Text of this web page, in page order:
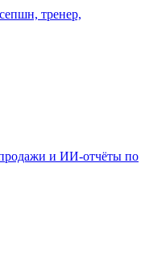
тренер,
и ИИ-отчёты по